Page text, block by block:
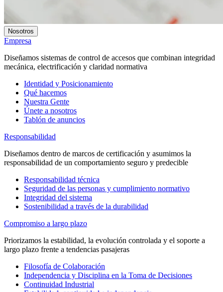
Nosotros
Empresa
Diseñamos sistemas de control de accesos que combinan integridad
mecánica, electrificación y claridad normativa
Identidad y Posicionamiento
Qué hacemos
Nuestra Gente
Únete a nosotros
Tablón de anuncios
Responsabilidad
Diseñamos dentro de marcos de certificación y asumimos la
responsabilidad de un comportamiento seguro y predecible
Responsabilidad técnica
Seguridad de las personas y cumplimiento normativo
Integridad del sistema
Sostenibilidad a través de la durabilidad
Compromiso a largo plazo
Priorizamos la estabilidad, la evolución controlada y el soporte a
largo plazo frente a tendencias pasajeras
Filosofía de Colaboración
Independencia y Disciplina en la Toma de Decisiones
Continuidad Industrial